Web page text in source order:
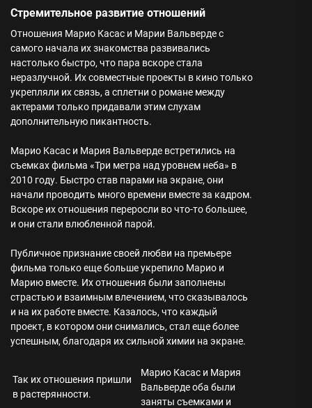
Стремительное развитие отношений
Отношения Марио Касас и Марии Вальверде с
самого начала их знакомства развивались
настолько быстро, что пара вскоре стала
неразлучной. Их совместные проекты в кино только
укрепляли их связь, а сплетни о романе между
актерами только придавали этим слухам
дополнительную пикантность.
Марио Касас и Мария Вальверде встретились на
съемках фильма «Три метра над уровнем неба» в
2010 году. Быстро став парами на экране, они
начали проводить много времени вместе за кадром.
Вскоре их отношения переросли во что-то большее,
и они стали влюбленной парой.
Публичное признание своей любви на премьере
фильма только еще больше укрепило Марио и
Марию вместе. Их отношения были заполнены
страстью и взаимным влечением, что сказывалось
и на их работе вместе. Казалось, что каждый
проект, в котором они снимались, стал еще более
успешным, благодаря их сильной химии на экране.
Так их отношения пришли
в растерянности.
Марио Касас и Мария
Вальверде оба были
заняты съемками и